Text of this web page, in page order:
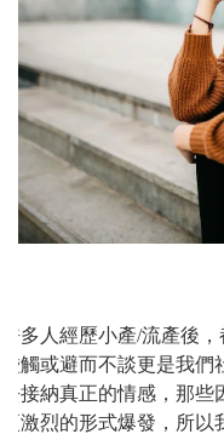
許多人經歷小產/流產後
碰觸或避而不談更是我
去接納真正的情感，那
更激烈的形式爆發，所